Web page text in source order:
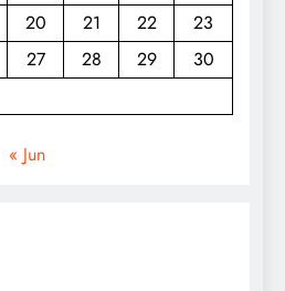
20 21 22
23
27 28 29
30
« Jun